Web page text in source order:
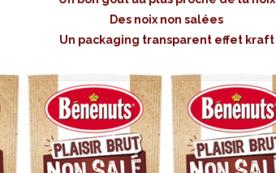
Des noix non salées
Un packaging transparent effet kraft